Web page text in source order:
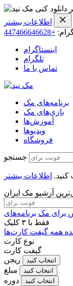
کنی
اطلاعات بیشتر
+447466646628
اینستاگرام
تلگرام
تماس با ما
برنامه‌های مک
بازی‌های مک
آموزش‌ها
ویدیو‌ها
فروشگاه
جستجو
اطلاعات بیشتر
برای مک
فقط با ۳ کلیک
همه گیفت کارت‌ها
نوع کارت
گیفت کارت
ریجن
انتخاب کنید
مبلغ انتخاب کنید
دوره انتخاب کنید